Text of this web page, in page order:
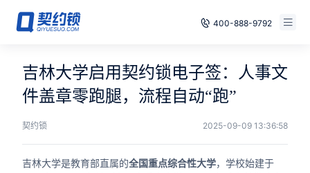
400-888-9792
电子签章
印章管控
数字存档
免费试用
已有账号，登录
吉林大学启用契约锁电子签：人事文
件盖章零跑腿，流程自动“跑”
契约锁 2025-09-09 13:36:58
吉林大学是教育部直属的全国重点综合性大学，学校始建于